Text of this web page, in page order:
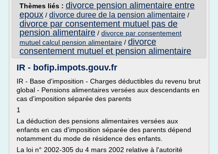
Thèmes liés : divorce pension alimentaire entre
epoux / divorce duree de la pension alimentaire /
divorce par consentement mutuel pas de
pension alimentaire / divorce par consentement
mutuel calcul pension alimentaire / divorce
consentement mutuel et pension alimentaire
IR - bofip.impots.gouv.fr
IR - Base d'imposition - Charges déductibles du revenu brut
global - Pensions alimentaires versées aux descendants en
cas d'imposition séparée des parents
1
La déduction des pensions alimentaires versées aux
enfants en cas d'imposition séparée des parents dépend
notamment du mode de résidence des enfants.
La loi n° 2002-305 du 4 mars 2002 relative à l'autorité